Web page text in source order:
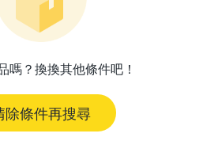
嗎？換換其他條件吧！
除條件再搜尋